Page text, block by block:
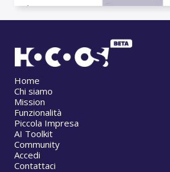
Home
Chi siamo
Mission
Funzionalità
Piccola Impresa
AI Toolkit
Community
Accedi
Contattaci